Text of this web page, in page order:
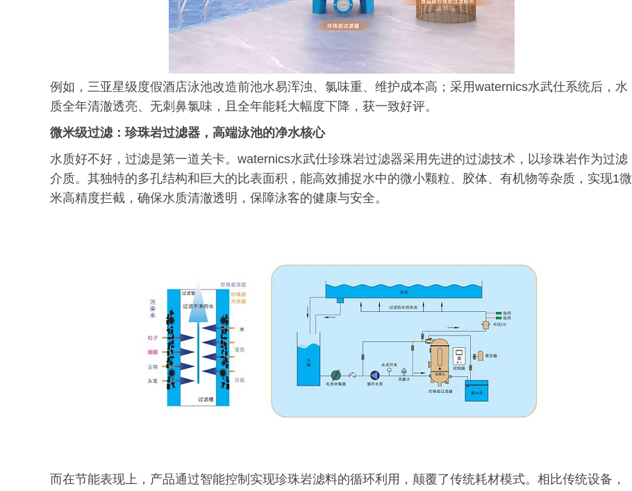
例如，三亚星级度假酒店泳池改造前池水易浑浊、氯味重、维护成本高；采用waternics水武仕系统后，水
质全年清澈透亮、无刺鼻氯味，且全年能耗大幅度下降，获一致好评。
微米级过滤：珍珠岩过滤器，高端泳池的净水核心
水质好不好，过滤是第一道关卡。waternics水武仕珍珠岩过滤器采用先进的过滤技术，以珍珠岩作为过滤
介质。其独特的多孔结构和巨大的比表面积，能高效捕捉水中的微小颗粒、胶体、有机物等杂质，实现1微
米高精度拦截，确保水质清澈透明，保障泳客的健康与安全。
而在节能表现上，产品通过智能控制实现珍珠岩滤料的循环利用，颠覆了传统耗材模式。相比传统设备，